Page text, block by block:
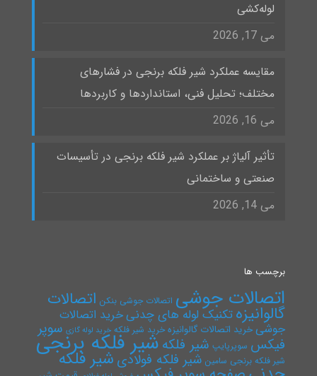
لوله‌کشی
می 17, 2026
مقایسه عملکرد شیر فلکه برنجی در فشارهای
مختلف؛ تحلیل فنی، استانداردها و کاربردها
می 16, 2026
تأثیر آلیاژ بر عملکرد شیر فلکه برنجی در تأسیسات
صنعتی و ساختمانی
می 14, 2026
برچسب ها
اتصالات جوشی اتصالات جوشی بنکن اتصالات
گالوانیزهتکنیک لوله های چدنیخرید اتصالات
جوشیخرید اتصالات گالوانیزه خرید شیر فلکه خرید لوله گازی سوپر
فیکس سوپرپایپ شیر فلکه شیر فلکه برنجی
شیر فلکه برنجی سامین شیر فلکه فولادی شیر فلکه